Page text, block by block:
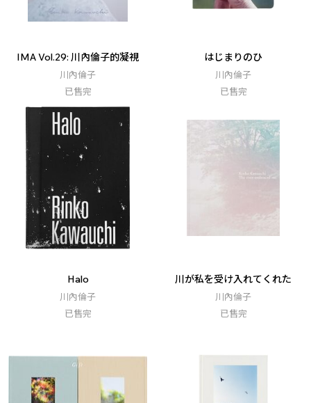
IMA Vol.29: 川內倫子的凝視
川內倫子
已售完
はじまりのひ
川內倫子
已售完
Halo
川內倫子
已售完
川が私を受け入れてくれた
川內倫子
已售完